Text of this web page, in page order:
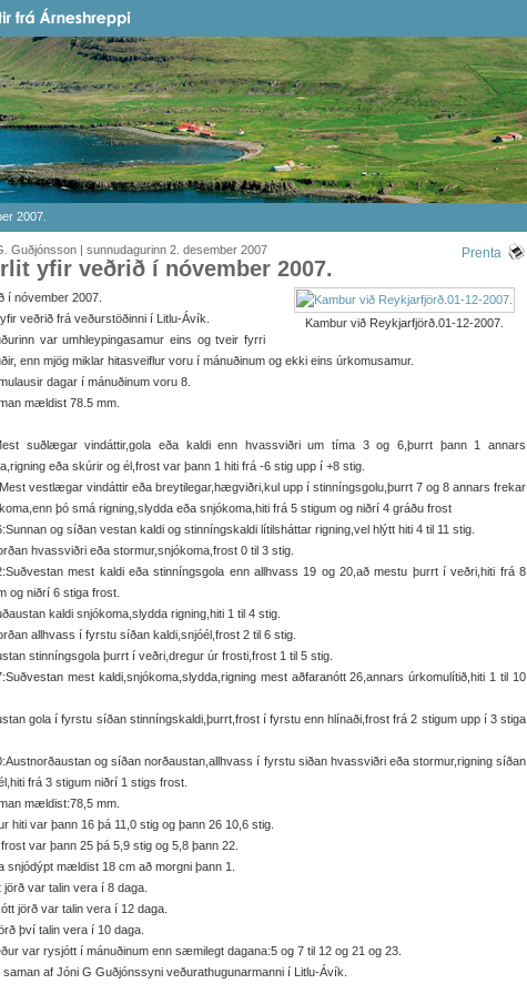
2007.
Guðjónsson | sunnudagurinn 2. desember 2007 Prenta
yfir veðrið í nóvember 2007.
Kambur við Reykjarfjörð.01-12-2007.
í nóvember 2007.
veðrið frá veðurstöðinni í Litlu-Ávík.
var umhleypingasamur eins og tveir fyrri
enn mjög miklar hitasveiflur voru í mánuðinum og ekki eins úrkomusamur.
dagar í mánuðinum voru 8.
mældist 78.5 mm.
suðlægar vindáttir,gola eða kaldi enn hvassviðri um tíma 3 og 6,þurrt þann 1 annars
eða skúrir og él,frost var þann 1 hiti frá -6 stig upp í +8 stig.
vestlægar vindáttir eða breytilegar,hægviðri,kul upp í stinníngsgolu,þurrt 7 og 8 annars frekar
þó smá rigning,slydda eða snjókoma,hiti frá 5 stigum og niðrí 4 gráðu frost
og síðan vestan kaldi og stinníngskaldi lítilsháttar rigning,vel hlýtt hiti 4 til 11 stig.
hvassviðri eða stormur,snjókoma,frost 0 til 3 stig.
mest kaldi eða stinníngsgola enn allhvass 19 og 20,að mestu þurrt í veðri,hiti frá 8
og niðrí 6 stiga frost.
kaldi snjókoma,slydda rigning,hiti 1 til 4 stig.
allhvass í fyrstu síðan kaldi,snjóél,frost 2 til 6 stig.
stinníngsgola þurrt í veðri,dregur úr frosti,frost 1 til 5 stig.
mest kaldi,snjókoma,slydda,rigning mest aðfaranótt 26,annars úrkomulítið,hiti 1 til 10
gola í fyrstu síðan stinníngskaldi,þurrt,frost í fyrstu enn hlínaði,frost frá 2 stigum upp í 3 stiga
og síðan norðaustan,allhvass í fyrstu siðan hvassviðri eða stormur,rigning síðan
frá 3 stigum niðrí 1 stigs frost.
mældist:78,5 mm.
hiti var þann 16 þá 11,0 stig og þann 26 10,6 stig.
var þann 25 þá 5,9 stig og 5,8 þann 22.
snjódýpt mældist 18 cm að morgni þann 1.
jörð var talin vera í 8 daga.
jörð var talin vera í 12 daga.
því talin vera í 10 daga.
var rysjótt í mánuðinum enn sæmilegt dagana:5 og 7 til 12 og 21 og 23.
saman af Jóni G Guðjónssyni veðurathugunarmanni í Litlu-Ávík.